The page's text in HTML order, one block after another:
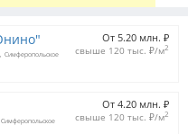
От 5.20 млн. ₽
свыше 120 тыс. ₽/м2
Симферопольское
От 4.20 млн. ₽
свыше 120 тыс. ₽/м2
Симферопольское